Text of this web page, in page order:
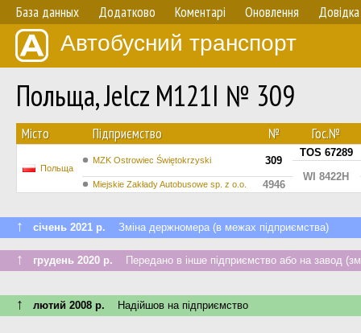
База данных Додатково Коментарі Оновлення Довідка
Автобусний транспорт
Польща, Jelcz M121I № 309
Мiсто Підприємство № Гос.№
Польща
MZK Ostrowiec Świętokrzyski 309
TOS 67289
WI 8422H
Miejskie Zakłady Autobusowe sp. z o.o. 4946
↑ січень 2021 р. Зміна держномера (в межах підприємства)
↑ грудень 2020 р. Передано в інше підприємство або на завод
↑ лютий 2008 р. Надійшов на підприємство